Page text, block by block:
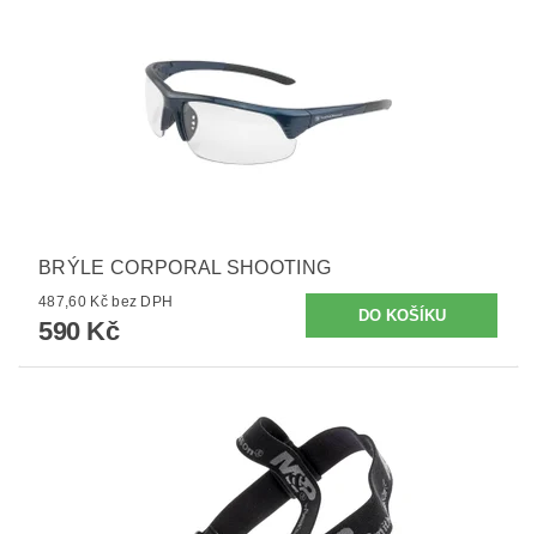
BRÝLE CORPORAL SHOOTING
487,60 Kč bez DPH
590 Kč